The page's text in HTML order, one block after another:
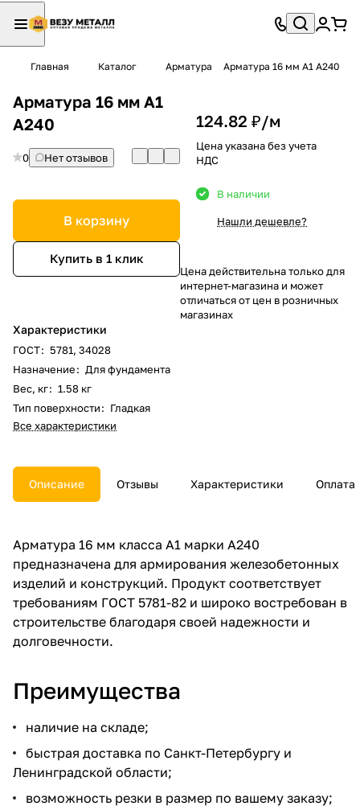
Главная Каталог Арматура Арматура 16 мм А1 А240
Арматура 16 мм А1
А240
0 Нет отзывов
В корзину
Купить в 1 клик
Характеристики
ГОСТ: 5781, 34028
Назначение: Для фундамента
Вес, кг: 1.58 кг
Тип поверхности: Гладкая
Все характеристики
124.82 ₽/м
Цена указана без учета
НДС
В наличии
Нашли дешевле?
Цена действительна только для
интернет-магазина и может
отличаться от цен в розничных
магазинах
Описание Отзывы Характеристики Оплата
Арматура 16 мм класса А1 марки А240
предназначена для армирования железобетонных
изделий и конструкций. Продукт соответствует
требованиям ГОСТ 5781-82 и широко востребован в
строительстве благодаря своей надежности и
долговечности.
Преимущества
наличие на складе;
быстрая доставка по Санкт-Петербургу и
Ленинградской области;
возможность резки в размер по вашему заказу;